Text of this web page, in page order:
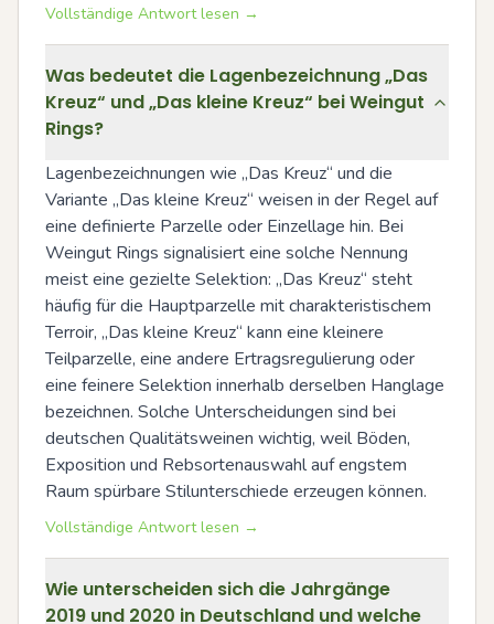
Vollständige Antwort lesen →
Was bedeutet die Lagenbezeichnung „Das
Kreuz“ und „Das kleine Kreuz“ bei Weingut
Rings?
Lagenbezeichnungen wie „Das Kreuz“ und die
Variante „Das kleine Kreuz“ weisen in der Regel auf
eine definierte Parzelle oder Einzellage hin. Bei
Weingut Rings signalisiert eine solche Nennung
meist eine gezielte Selektion: „Das Kreuz“ steht
häufig für die Hauptparzelle mit charakteristischem
Terroir, „Das kleine Kreuz“ kann eine kleinere
Teilparzelle, eine andere Ertragsregulierung oder
eine feinere Selektion innerhalb derselben Hanglage
bezeichnen. Solche Unterscheidungen sind bei
deutschen Qualitätsweinen wichtig, weil Böden,
Exposition und Rebsortenauswahl auf engstem
Raum spürbare Stilunterschiede erzeugen können.
Vollständige Antwort lesen →
Wie unterscheiden sich die Jahrgänge
2019 und 2020 in Deutschland und welche